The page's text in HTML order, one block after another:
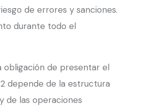
de errores y sanciones.
durante todo el
obligación de presentar el
depende de la estructura
de las operaciones